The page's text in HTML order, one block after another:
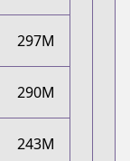
297M
290M
243M